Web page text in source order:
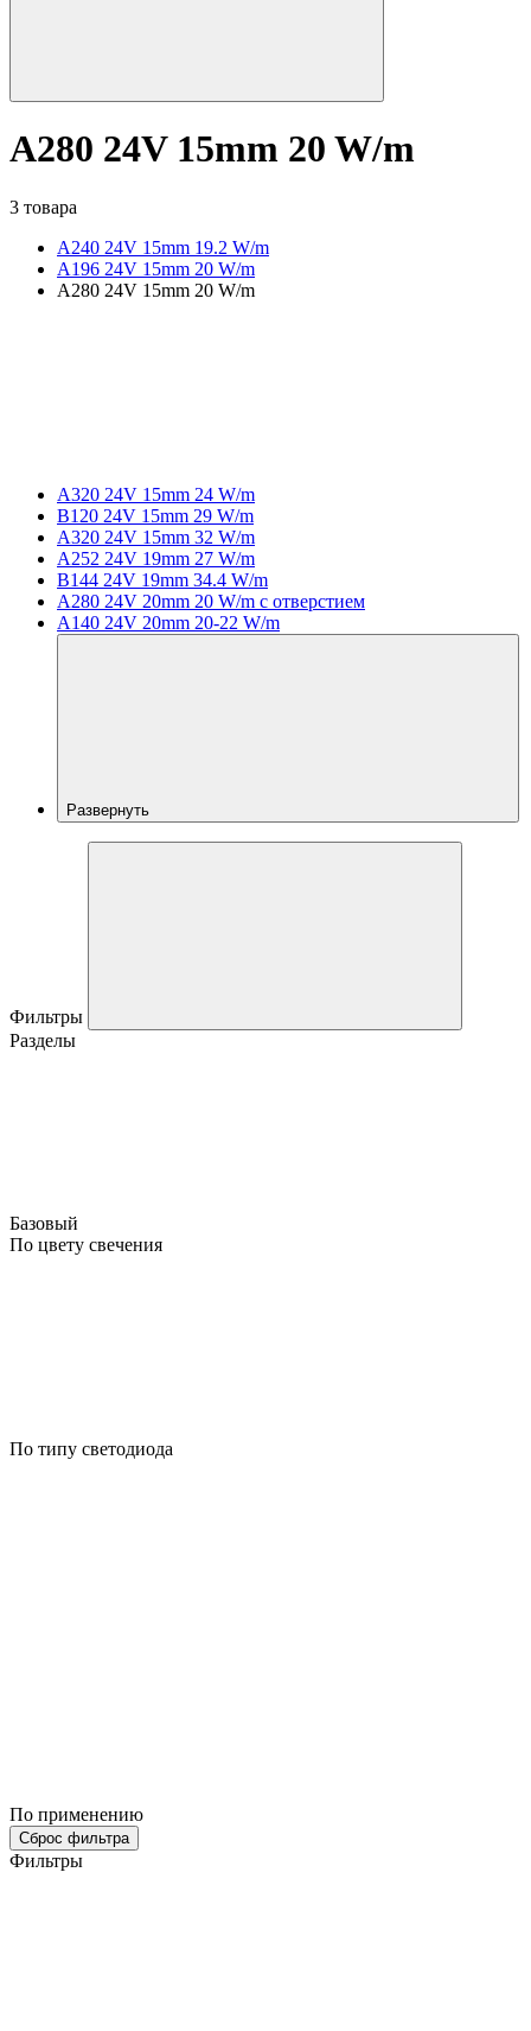
A280 24V 15mm 20 W/m
3 товара
A240 24V 15mm 19.2 W/m
A196 24V 15mm 20 W/m
A280 24V 15mm 20 W/m
A320 24V 15mm 24 W/m
B120 24V 15mm 29 W/m
A320 24V 15mm 32 W/m
A252 24V 19mm 27 W/m
B144 24V 19mm 34.4 W/m
A280 24V 20mm 20 W/m с отверстием
A140 24V 20mm 20-22 W/m
Развернуть
Фильтры
Разделы
Базовый
По цвету свечения
По типу светодиода
По применению
Сброс фильтра
Фильтры